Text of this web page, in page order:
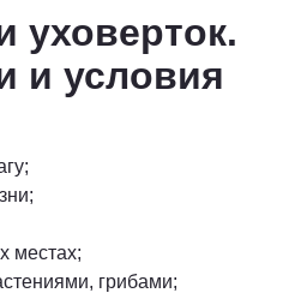
уховерток.
и условия
местах;
грибами;